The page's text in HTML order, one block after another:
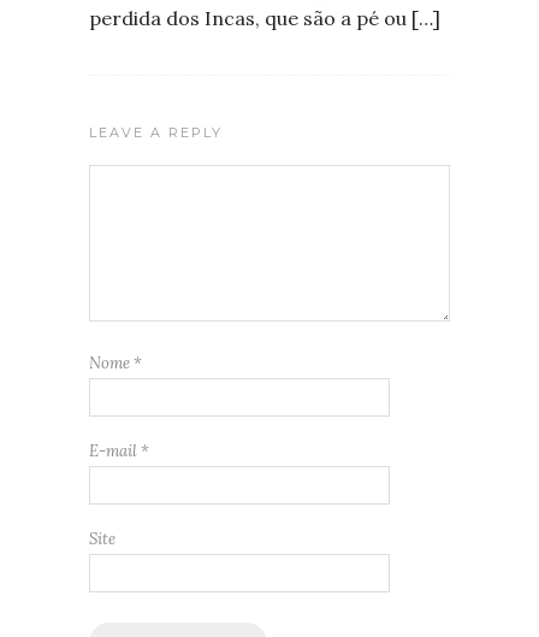
perdida dos Incas, que são a pé ou […]
LEAVE A REPLY
Nome *
E-mail *
Site